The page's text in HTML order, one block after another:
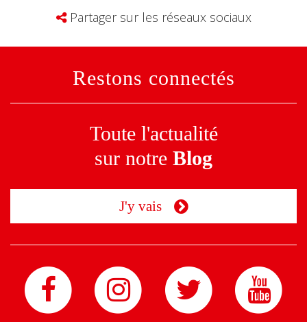
Partager sur les réseaux sociaux
Restons connectés
Toute l'actualité
sur notre Blog
J'y vais